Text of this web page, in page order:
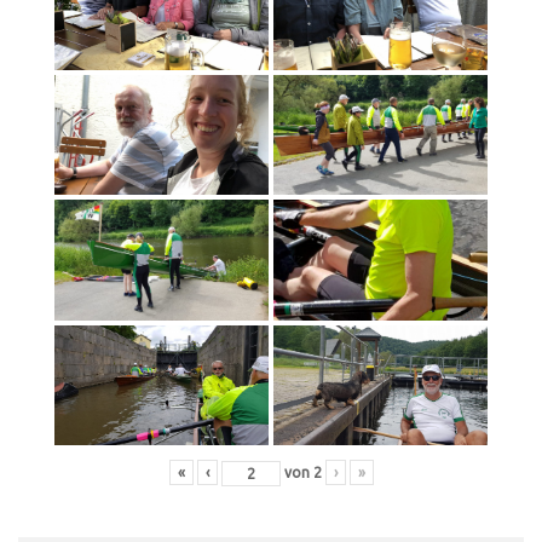
« ‹ von 2 › »